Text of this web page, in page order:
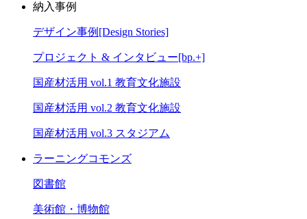
納入事例
デザイン事例[Design Stories]
プロジェクト & インタビュー[bp.+]
国産材活用 vol.1 教育文化施設
国産材活用 vol.2 教育文化施設
国産材活用 vol.3 スタジアム
ラーニングコモンズ
図書館
美術館・博物館